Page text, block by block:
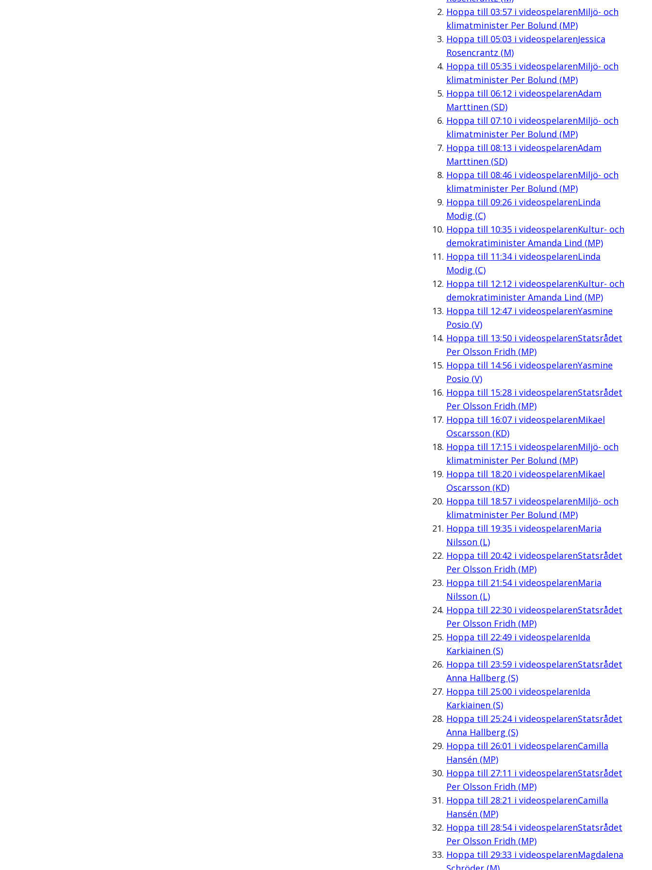
Hoppa till 03:57i videospelarenMiljö- och
klimatminister Per Bolund (MP)
Hoppa till 05:03 i videospelarenJessica
Rosencrantz (M)
Hoppa till 05:35i videospelarenMiljö- och
klimatminister Per Bolund (MP)
Hoppa till 06:12 i videospelarenAdam
Marttinen (SD)
Hoppa till 07:10i videospelarenMiljö- och
klimatminister Per Bolund (MP)
Hoppa till 08:13 i videospelarenAdam
Marttinen (SD)
Hoppa till 08:46i videospelarenMiljö- och
klimatminister Per Bolund (MP)
Hoppa till 09:26i videospelarenLinda
Modig (C)
Hoppa till 10:35i videospelarenKultur- och
demokratiminister Amanda Lind (MP)
Hoppa till 11:34i videospelarenLinda
Modig (C)
Hoppa till 12:12 i videospelarenKultur- och
demokratiminister Amanda Lind (MP)
Hoppa till 12:47i videospelarenYasmine
Posio (V)
Hoppa till 13:50i videospelarenStatsrådet
Per Olsson Fridh (MP)
Hoppa till 14:56i videospelarenYasmine
Posio (V)
Hoppa till 15:28i videospelarenStatsrådet
Per Olsson Fridh (MP)
Hoppa till 16:07i videospelarenMikael
Oscarsson (KD)
Hoppa till 17:15i videospelarenMiljö- och
klimatminister Per Bolund (MP)
Hoppa till 18:20i videospelarenMikael
Oscarsson (KD)
Hoppa till 18:57i videospelarenMiljö- och
klimatminister Per Bolund (MP)
Hoppa till 19:35i videospelarenMaria
Nilsson (L)
Hoppa till 20:42 i videospelarenStatsrådet
Per Olsson Fridh (MP)
Hoppa till 21:54i videospelarenMaria
Nilsson (L)
Hoppa till 22:30i videospelarenStatsrådet
Per Olsson Fridh (MP)
Hoppa till 22:49i videospelarenIda
Karkiainen (S)
Hoppa till 23:59i videospelarenStatsrådet
Anna Hallberg (S)
Hoppa till 25:00i videospelarenIda
Karkiainen (S)
Hoppa till 25:24i videospelarenStatsrådet
Anna Hallberg (S)
Hoppa till 26:01 i videospelarenCamilla
Hansén (MP)
Hoppa till 27:11 i videospelarenStatsrådet
Per Olsson Fridh (MP)
Hoppa till 28:21 i videospelarenCamilla
Hansén (MP)
Hoppa till 28:54i videospelarenStatsrådet
Per Olsson Fridh (MP)
Hoppa till 29:33 i videospelarenMagdalena